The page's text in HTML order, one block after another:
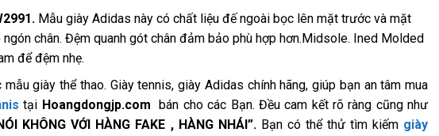
Mẫu giày Adidas này có chất liệu đế ngoài bọc lên mặt trước và mặt
chân. Đệm quanh gót chân đảm bảo phù hợp hơn.Midsole. Ined Molded
để đệm nhẹ.
giày thể thao. Giày tennis, giày Adidas chính hãng, giúp bạn an tâm mua
tại Hoangdongjp.com bán cho các Bạn. Đều cam kết rõ ràng cũng như
KHÔNG VỚI HÀNG FAKE , HÀNG NHÁI”. Bạn có thể thử tìm kiếm giày